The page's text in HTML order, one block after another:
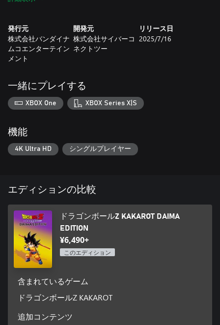
敵が地球に襲来する「サイヤ人編」から、邪悪な魔導士によっ
て復活した魔人との激闘を描く「ブウ編」まで、悟空となって
体験可能。また、ファンなら誰もが知る名場面はもちろん、従
来のドラゴンボールゲームでは再現できなかった、細かいシー
ンも。
■本作だからこそ描けた「死闘」
広大な戦場と超人ハイスピードバトルで、アニメさながらの死
は爽快感抜群。
フリーザやセルといった「強敵」達から放たれる無数の気弾、
大地が崩壊するほどの強力な一撃等、これまでにない表現で真
の「死闘」を描きます。また、アクションに慣れない方のため
広大な大地を超人的な脚力で駆け回ったり、筋斗雲や舞空術で
空中散策も可能。世界に多数存在する「ドラゴンボールZ」のキ
ャラクター達と出会い、コミュニケ―ションを取ることも重要
な要素。また本作では「戦闘」以外にも、「修業」、「食
事」、「仲間との繋がり」等、様々な形で戦闘力を高めていく
ことが可能。多岐にわたる要素で本作ならではの「悟空」の成
長をお楽しみください。
■アニメ『ドラゴンボールDAIMA』の舞台“大魔界”を冒険
DAIMA EDITIONは、アニメ『ドラゴンボールDAIMA』の世界を
個性的な魔人、薬虫や浮島などのアニメで登場した大魔界なら
発行元
株式会社バンダイナ
ムコエンターテイン
メント
開発元
株式会社サイバーコ
ネクトツー
リリース日
2025/7/16
一緒にプレイする
XBOX One XBOX Series X|S
機能
4K Ultra HD シングルプレイヤー
エディションの比較
ドラゴンボールZ KAKAROT DAIMA
EDITION
¥6,490+
このエディション
含まれているゲーム
ドラゴンボールZ KAKAROT
追加コンテンツ